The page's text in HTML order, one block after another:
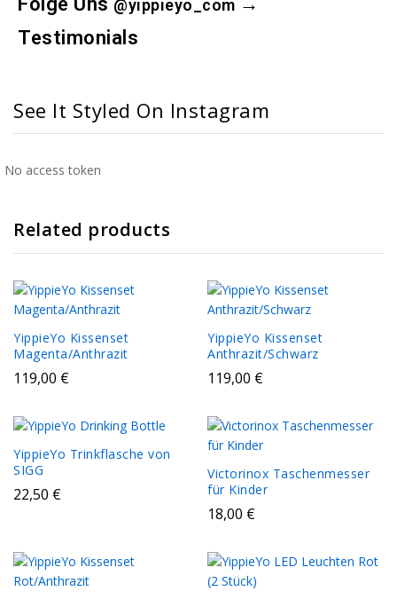
@yippieyo_com
Testimonials
See It Styled On Instagram
No access token
Related products
YippieYo Kissenset
Magenta/Anthrazit
119,00 €
YippieYo Kissenset
Anthrazit/Schwarz
119,00 €
YippieYo Trinkflasche von
SIGG
22,50 €
Victorinox Taschenmesser
für Kinder
18,00 €